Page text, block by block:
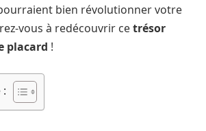
bien révolutionner votre
vous à redécouvrir cetrésor
placard !